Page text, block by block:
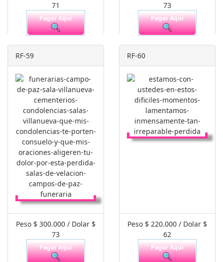
71
Pagar Aquí
73
Pagar Aquí
RF-59
Peso $ 300.000 / Dolar $
73
Pagar Aquí
RF-60
Peso $ 220.000 / Dolar $
62
Pagar Aquí